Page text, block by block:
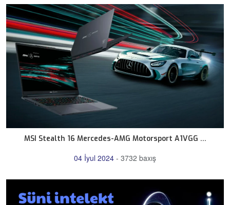
MSI Stealth 16 Mercedes-AMG Motorsport A1VGG ...
04 İyul 2024 - 3732 baxış